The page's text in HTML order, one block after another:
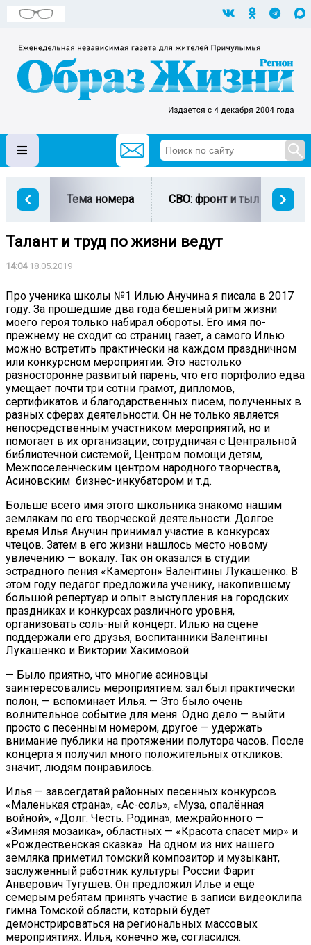
Тема номера СВО: фронт и тыл
Талант и труд по жизни ведут
14:0418.05.2019
Про ученика школы №1 Илью Анучина я писала в 2017
году. За прошедшие два года бешеный ритм жизни
моего героя только набирал обороты. Его имя по-
прежнему не сходит со страниц газет, а самого Илью
можно встретить практически на каждом праздничном
или конкурсном мероприятии. Это настолько
разносторонне развитый парень, что его портфолио едва
умещает почти три сотни грамот, дипломов,
сертификатов и благодарственных писем, полученных в
разных сферах деятельности. Он не только является
непосредственным участником мероприятий, но и
помогает в их организации, сотрудничая с Центральной
библиотечной системой, Центром помощи детям,
Межпоселенческим центром народного творчества,
Асиновским бизнес-инкубатором и т.д.
Больше всего имя этого школьника знакомо нашим
землякам по его творческой деятельности. Долгое
время Илья Анучин принимал участие в конкурсах
чтецов. Затем в его жизни нашлось место новому
увлечению — вокалу. Так он оказался в студии
эстрадного пения «Камертон» Валентины Лукашенко. В
этом году педагог предложила ученику, накопившему
большой репертуар и опыт выступления на городских
праздниках и конкурсах различного уровня,
организовать соль-ный концерт. Илью на сцене
поддержали его друзья, воспитанники Валентины
Лукашенко и Виктории Хакимовой.
— Было приятно, что многие асиновцы
заинтересовались мероприятием: зал был практически
полон, — вспоминает Илья. — Это было очень
волнительное событие для меня. Одно дело — выйти
просто с песенным номером, другое — удержать
внимание публики на протяжении полутора часов. После
концерта я получил много положительных откликов:
значит, людям понравилось.
Илья — завсегдатай районных песенных конкурсов
«Маленькая страна», «Ас-соль», «Муза, опалённая
войной», «Долг. Честь. Родина», межрайонного —
«Зимняя мозаика», областных — «Красота спасёт мир» и
«Рождественская сказка». На одном из них нашего
земляка приметил томский композитор и музыкант,
заслуженный работник культуры России Фарит
Анверович Тугушев. Он предложил Илье и ещё
семерым ребятам принять участие в записи видеоклипа
гимна Томской области, который будет
демонстрироваться на региональных массовых
мероприятиях. Илья, конечно же, согласился.